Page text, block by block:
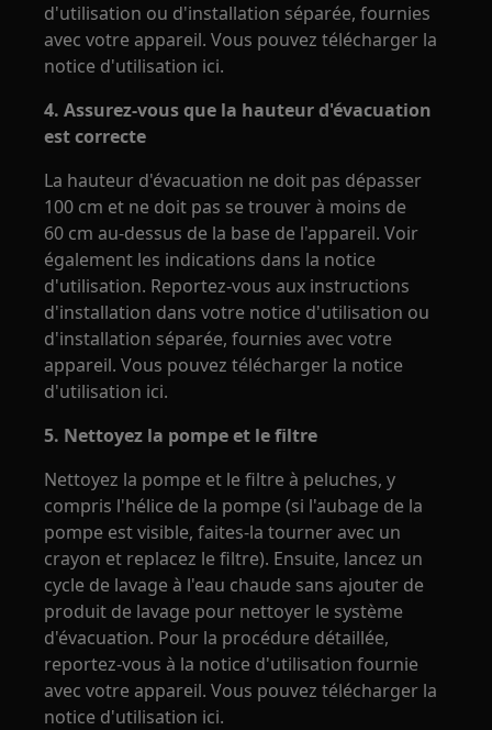
d'utilisation ou d'installation séparée, fournies
avec votre appareil. Vous pouvez télécharger la
notice d'utilisation ici.
4. Assurez-vous que la hauteur d'évacuation
est correcte
La hauteur d'évacuation ne doit pas dépasser
100 cm et ne doit pas se trouver à moins de
60 cm au-dessus de la base de l'appareil. Voir
également les indications dans la notice
d'utilisation. Reportez-vous aux instructions
d'installation dans votre notice d'utilisation ou
d'installation séparée, fournies avec votre
appareil. Vous pouvez télécharger la notice
d'utilisation ici.
5. Nettoyez la pompe et le filtre
Nettoyez la pompe et le filtre à peluches, y
compris l'hélice de la pompe (si l'aubage de la
pompe est visible, faites-la tourner avec un
crayon et replacez le filtre). Ensuite, lancez un
cycle de lavage à l'eau chaude sans ajouter de
produit de lavage pour nettoyer le système
d'évacuation. Pour la procédure détaillée,
reportez-vous à la notice d'utilisation fournie
avec votre appareil. Vous pouvez télécharger la
notice d'utilisation ici.